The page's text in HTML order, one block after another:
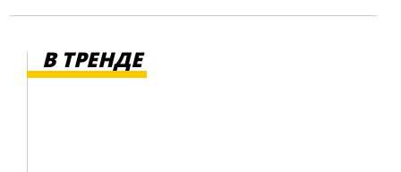
В ТРЕНДЕ